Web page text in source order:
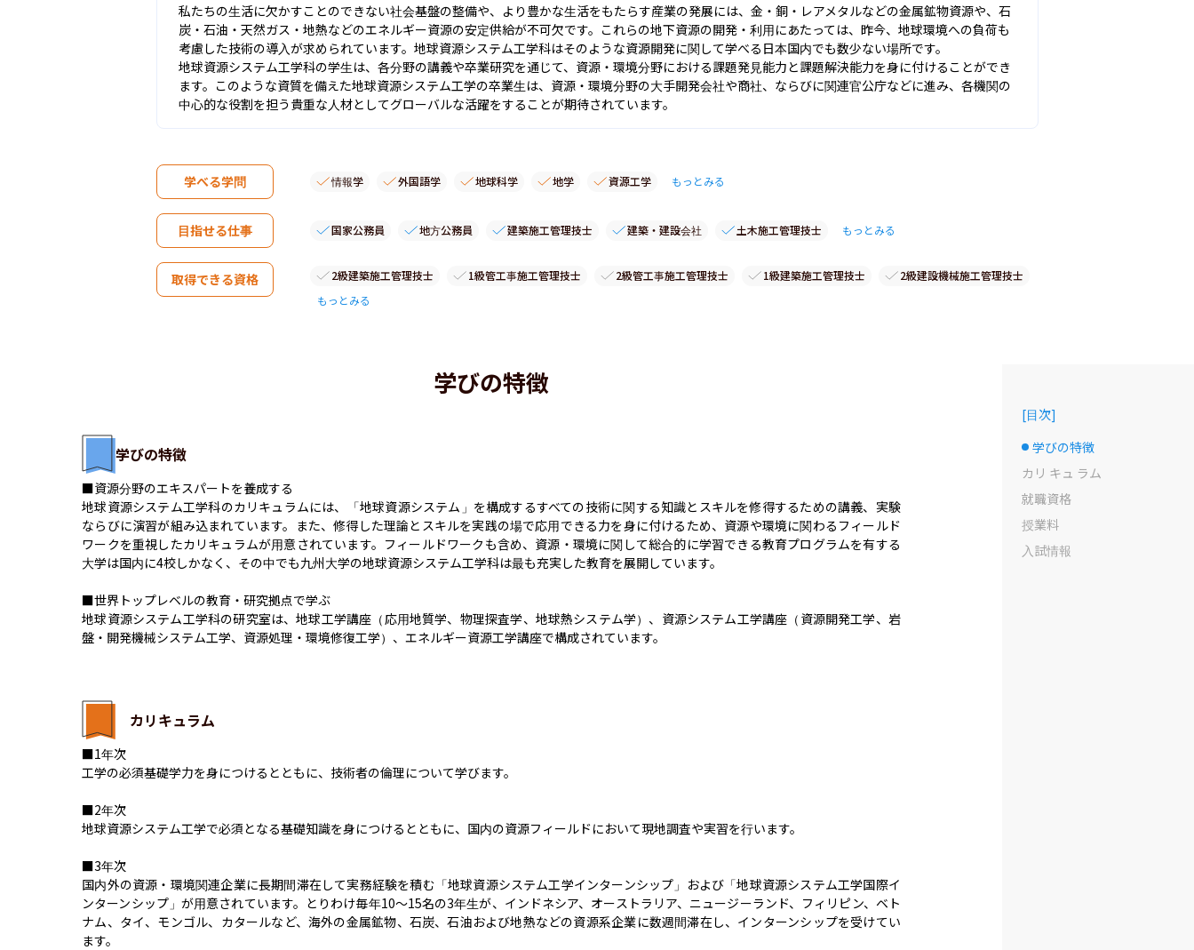
私たちの生活に欠かすことのできない社会基盤の整備や、より豊かな生活をもたらす産業の発展には、金・銅・レアメタルなどの金属鉱物資源や、石
炭・石油・天然ガス・地熱などのエネルギー資源の安定供給が不可欠です。これらの地下資源の開発・利用にあたっては、昨今、地球環境への負荷も
考慮した技術の導入が求められています。地球資源システム工学科はそのような資源開発に関して学べる日本国内でも数少ない場所です。
地球資源システム工学科の学生は、各分野の講義や卒業研究を通じて、資源・環境分野における課題発見能力と課題解決能力を身に付けることができ
ます。このような資質を備えた地球資源システム工学の卒業生は、資源・環境分野の大手開発会社や商社、ならびに関連官公庁などに進み、各機関の
中心的な役割を担う貴重な人材としてグローバルな活躍をすることが期待されています。
学べる学問 情報学 外国語学 地球科学 地学 資源工学 もっとみる
目指せる仕事 国家公務員 地方公務員 建築施工管理技士 建築・建設会社 土木施工管理技士 もっとみる
取得できる資格 2級建築施工管理技士 1級管工事施工管理技士 2級管工事施工管理技士 1級建築施工管理技士
2級建設機械施工管理技士
もっとみる
学びの特徴
学びの特徴
■資源分野のエキスパートを養成する
地球資源システム工学科のカリキュラムには、「地球資源システム」を構成するすべての技術に関する知識とスキルを修得するための講義、実験
ならびに演習が組み込まれています。また、修得した理論とスキルを実践の場で応用できる力を身に付けるため、資源や環境に関わるフィールド
ワークを重視したカリキュラムが用意されています。フィールドワークも含め、資源・環境に関して総合的に学習できる教育プログラムを有する
大学は国内に4校しかなく、その中でも九州大学の地球資源システム工学科は最も充実した教育を展開しています。
■世界トップレベルの教育・研究拠点で学ぶ
地球資源システム工学科の研究室は、地球工学講座（応用地質学、物理探査学、地球熱システム学）、資源システム工学講座（資源開発工学、岩
盤・開発機械システム工学、資源処理・環境修復工学）、エネルギー資源工学講座で構成されています。
カリキュラム
■1年次
工学の必須基礎学力を身につけるとともに、技術者の倫理について学びます。
■2年次
地球資源システム工学で必須となる基礎知識を身につけるとともに、国内の資源フィールドにおいて現地調査や実習を行います。
■3年次
国内外の資源・環境関連企業に長期間滞在して実務経験を積む「地球資源システム工学インターンシップ」および「地球資源システム工学国際イ
ンターンシップ」が用意されています。とりわけ毎年10〜15名の3年生が、インドネシア、オーストラリア、ニュージーランド、フィリピン、ベト
ナム、タイ、モンゴル、カタールなど、海外の金属鉱物、石炭、石油および地熱などの資源系企業に数週間滞在し、インターンシップを受けてい
ます。
[目次]
選択中のドット
学びの特徴
カリ キュ ラム
就職資格
授業料
入試情報